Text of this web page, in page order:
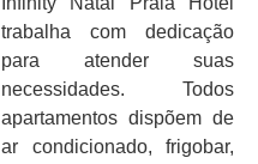
trabalha com dedicação
para atender suas
necessidades. Todos
apartamentos dispõem de
ar condicionado, frigobar,